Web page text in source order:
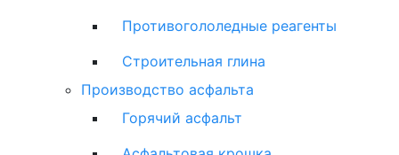
Противогололедные реагенты
Строительная глина
Производство асфальта
Горячий асфальт